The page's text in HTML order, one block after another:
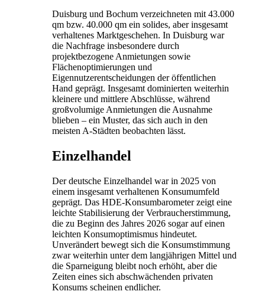
Duisburg und Bochum verzeichneten mit 43.000
qm bzw. 40.000 qm ein solides, aber insgesamt
verhaltenes Marktgeschehen. In Duisburg war
die Nachfrage insbesondere durch
projektbezogene Anmietungen sowie
Flächenoptimierungen und
Eigennutzerentscheidungen der öffentlichen
Hand geprägt. Insgesamt dominierten weiterhin
kleinere und mittlere Abschlüsse, während
großvolumige Anmietungen die Ausnahme
blieben – ein Muster, das sich auch in den
meisten A-Städten beobachten lässt.
Einzelhandel
Der deutsche Einzelhandel war in 2025 von
einem insgesamt verhaltenen Konsumumfeld
geprägt. Das HDE-Konsumbarometer zeigt eine
leichte Stabilisierung der Verbraucherstimmung,
die zu Beginn des Jahres 2026 sogar auf einen
leichten Konsumoptimismus hindeutet.
Unverändert bewegt sich die Konsumstimmung
zwar weiterhin unter dem langjährigen Mittel und
die Sparneigung bleibt noch erhöht, aber die
Zeiten eines sich abschwächenden privaten
Konsums scheinen endlicher.